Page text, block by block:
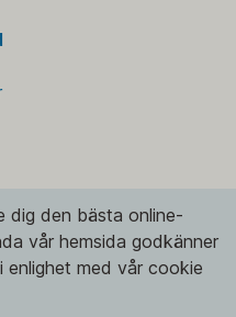
dig den bästa online-
vår hemsida godkänner
med vår cookie